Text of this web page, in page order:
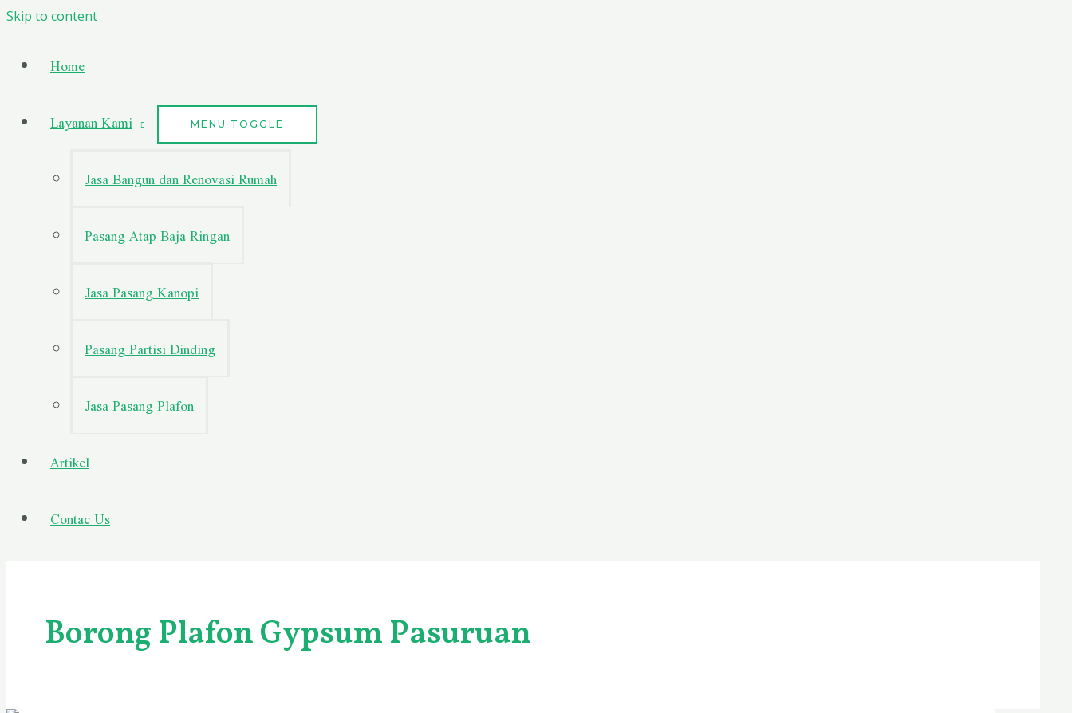
Skip to content
Home
Layanan Kami
MENU TOGGLE
Jasa Bangun dan Renovasi Rumah
Pasang Atap Baja Ringan
Jasa Pasang Kanopi
Pasang Partisi Dinding
Jasa Pasang Plafon
Artikel
Contac Us
Borong Plafon Gypsum Pasuruan